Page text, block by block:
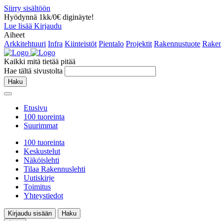
Siirry sisältöön
Hyödynnä 1kk/0€ diginäyte!
Lue lisää Kirjaudu
Aiheet
Arkkitehtuuri Infra Kiinteistöt Pientalo Projektit Rakennustuote
Kaikki mitä tietää pitää
Hae tältä sivustolta
Haku
Etusivu
100 tuoreinta
Suurimmat
100 tuoreinta
Keskustelut
Näköislehti
Tilaa Rakennuslehti
Uutiskirje
Toimitus
Yhteystiedot
Kirjaudu sisään
Haku